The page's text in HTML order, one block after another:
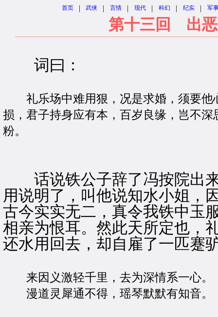
首页 | 武侠 | 言情 | 现代 | 科幻 | 纪实 | 军
第十三回 出恶
词曰：
礼乐场中难用狠，况是求婚，须要他
损，君子持身应有本，百岁良缘，岂不
粉。
话说铁公子辞了冯按院出来
用说明了，叫他说知水小姐，
古今实实无二，真令我铁中玉
相亲为恨耳。然此天所定也，
还水用回去，却自雇了一匹蹇
来因义激轻千里，去为深情系一心。
漫道灵犀通不得，瑶琴默默有知音。